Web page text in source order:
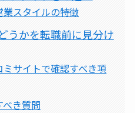
業スタイルの特徴
うかを転職前に見分け
ミサイトで確認すべき項
き質問